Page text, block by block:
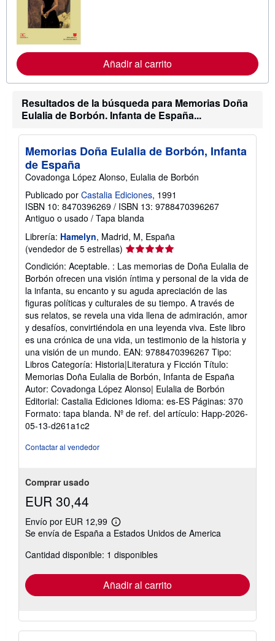
e
n
í
o
i
ó
s
b
l
a
t
i
f
n
v
í
o
Añadir al carrito
Resultados de la búsqueda para Memorias Doña
Eulalia de Borbón. Infanta de España...
Memorias Doña Eulalia de Borbón, Infanta
de España
Covadonga López Alonso, Eulalia de Borbón
Publicado por Castalia Ediciones, 1991
ISBN 10: 8470396269 / ISBN 13: 9788470396267
Antiguo o usado / Tapa blanda
Librería: Hamelyn, Madrid, M, España
(vendedor de 5 estrellas) Calificación
vendedor:
5
de
5
estrellas
Condición: Aceptable. : Las memorias de Doña Eulalia de
Borbón ofrecen una visión íntima y personal de la vida de
la infanta, su encanto y su aguda apreciación de las
figuras políticas y culturales de su tiempo. A través de
sus relatos, se revela una vida llena de admiración, amor
y desafíos, convirtiéndola en una leyenda viva. Este libro
es una crónica de una vida, un testimonio de la historia y
una visión de un mundo. EAN: 9788470396267 Tipo:
Libros Categoría: Historia|Literatura y Ficción Título:
Memorias Doña Eulalia de Borbón, Infanta de España
Autor: Covadonga López Alonso| Eulalia de Borbón
Editorial: Castalia Ediciones Idioma: es-ES Páginas: 370
Formato: tapa blanda. Nº de ref. del artículo: Happ-2026-
05-13-d261a1c2
Contactar al vendedor
Comprar usado
EUR 30,44
Envío por EUR 12,99
Más
información
las
tarifas
envío
Se envía de España a Estados Unidos de America
Cantidad disponible: 1 disponibles
Añadir al carrito